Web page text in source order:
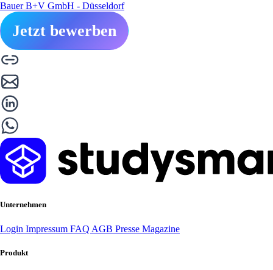
Bauer B+V GmbH - Düsseldorf
Jetzt bewerben
Unternehmen
Login Impressum FAQ AGB Presse Magazine
Produkt